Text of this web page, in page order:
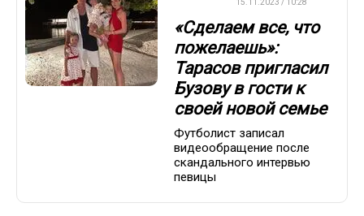
15.11.2023 / 10:28
«Сделаем все, что
пожелаешь»:
Тарасов пригласил
Бузову в гости к
своей новой семье
Футболист записал
видеообращение после
скандального интервью
певицы